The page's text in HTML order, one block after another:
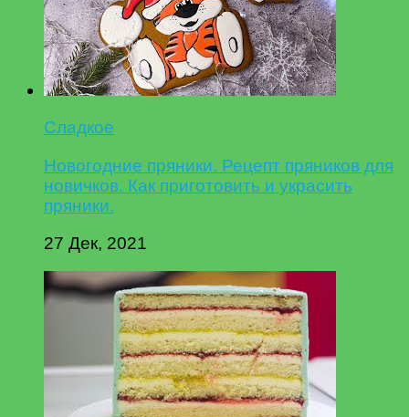
Сладкое
Новогодние пряники. Рецепт пряников для
новичков. Как приготовить и украсить
пряники.
27 Дек, 2021